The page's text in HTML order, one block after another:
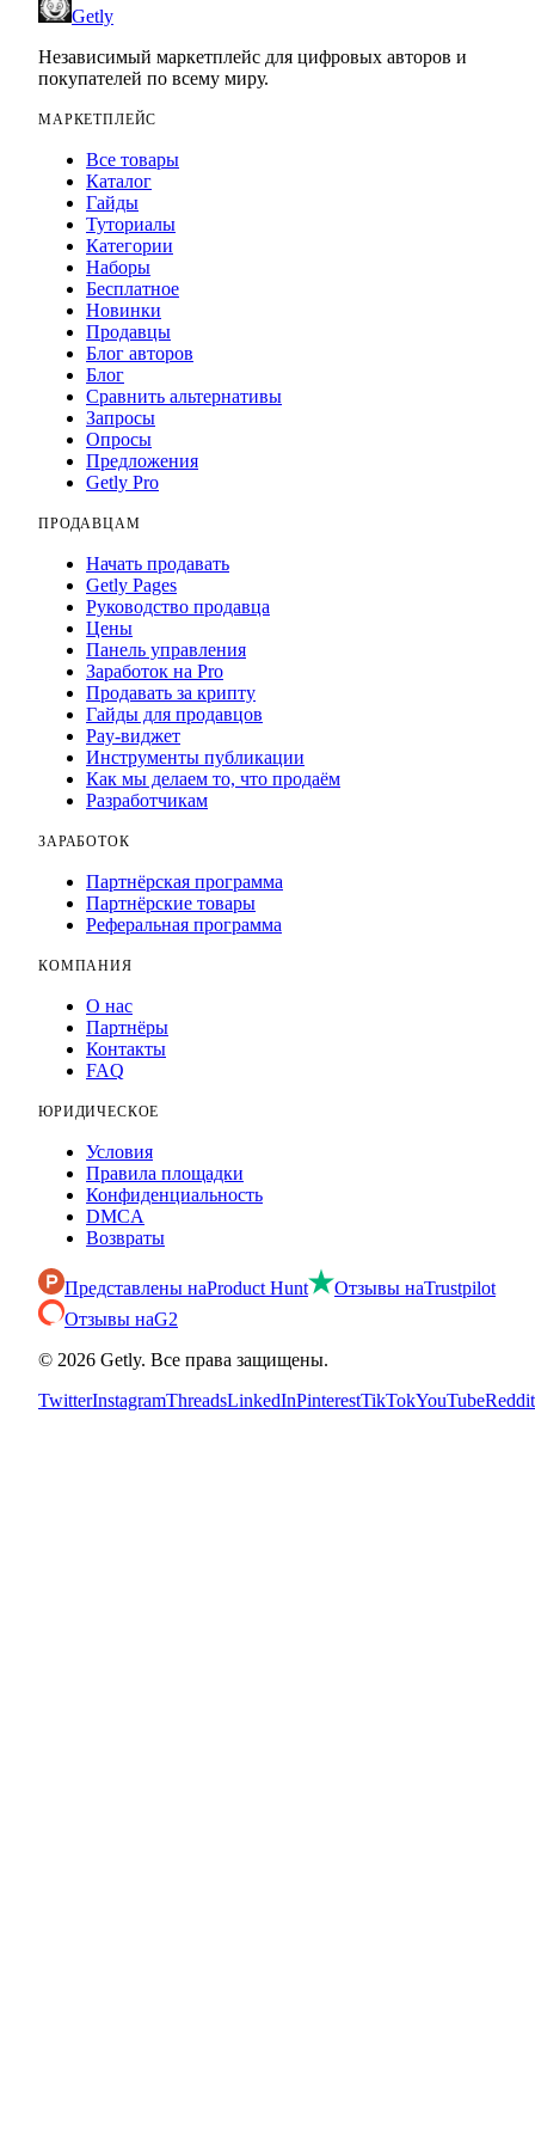
Getly
Независимый маркетплейс для цифровых авторов и
покупателей по всему миру.
МАРКЕТПЛЕЙС
Все товары
Каталог
Гайды
Туториалы
Категории
Наборы
Бесплатное
Новинки
Продавцы
Блог авторов
Блог
Сравнить альтернативы
Запросы
Опросы
Предложения
Getly Pro
ПРОДАВЦАМ
Начать продавать
Getly Pages
Руководство продавца
Цены
Панель управления
Заработок на Pro
Продавать за крипту
Гайды для продавцов
Pay-виджет
Инструменты публикации
Как мы делаем то, что продаём
Разработчикам
ЗАРАБОТОК
Партнёрская программа
Партнёрские товары
Реферальная программа
КОМПАНИЯ
О нас
Партнёры
Контакты
FAQ
ЮРИДИЧЕСКОЕ
Условия
Правила площадки
Конфиденциальность
DMCA
Возвраты
Представлены наProduct Hunt Отзывы наTrustpilot
Отзывы наG2
© 2026 Getly. Все права защищены.
TwitterInstagramThreadsLinkedInPinterestTikTokYouTubeReddit